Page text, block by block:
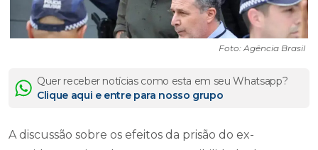
Foto: Agência Brasil
Quer receber notícias como esta em seu Whatsapp?
Clique aqui e entre para nosso grupo
A discussão sobre os efeitos da prisão do ex-